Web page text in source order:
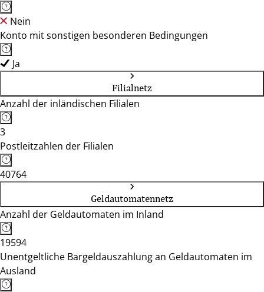
Nein
Konto mit sonstigen besonderen Bedingungen
Ja
Filialnetz
Anzahl der inländischen Filialen
3
Postleitzahlen der Filialen
40764
Geldautomatennetz
Anzahl der Geldautomaten im Inland
19594
Unentgeltliche Bargeldauszahlung an Geldautomaten im
Ausland